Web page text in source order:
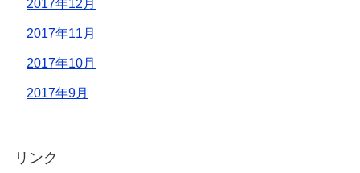
2017年12月
2017年11月
2017年10月
2017年9月
リンク